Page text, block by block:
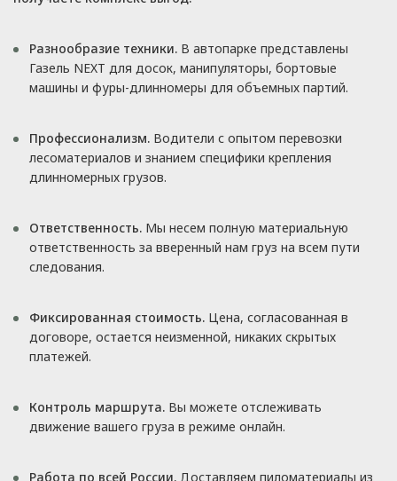
Разнообразие техники. В автопарке представлены
Газель NEXT для досок, манипуляторы, бортовые
машины и фуры-длинномеры для объемных партий.
Профессионализм. Водители с опытом перевозки
лесоматериалов и знанием специфики крепления
длинномерных грузов.
Ответственность. Мы несем полную материальную
ответственность за вверенный нам груз на всем пути
следования.
Фиксированная стоимость. Цена, согласованная в
договоре, остается неизменной, никаких скрытых
платежей.
Контроль маршрута. Вы можете отслеживать
движение вашего груза в режиме онлайн.
Работа по всей России. Доставляем пиломатериалы из